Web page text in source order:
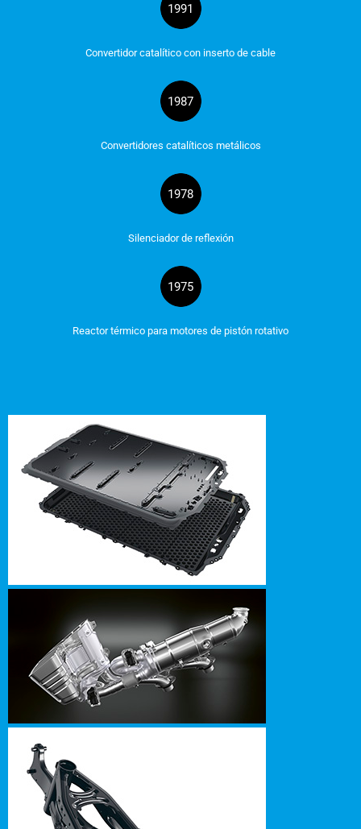
1991
Convertidor catalítico con inserto de cable
1987
Convertidores catalíticos metálicos
1978
Silenciador de reflexión
1975
Reactor térmico para motores de pistón rotativo